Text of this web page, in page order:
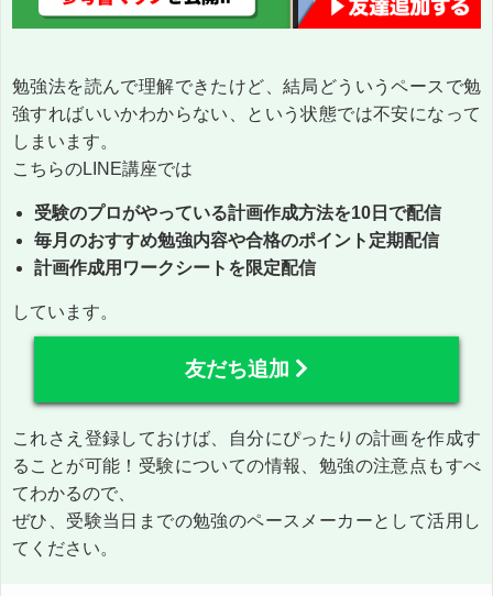
勉強法を読んで理解できたけど、結局どういうペースで勉
強すればいいかわからない、という状態では不安になって
しまいます。
こちらのLINE講座では
受験のプロがやっている計画作成方法を10日で配信
毎月のおすすめ勉強内容や合格のポイント定期配信
計画作成用ワークシートを限定配信
しています。
友だち追加
これさえ登録しておけば、自分にぴったりの計画を作成す
ることが可能！受験についての情報、勉強の注意点もすべ
てわかるので、
ぜひ、受験当日までの勉強のペースメーカーとして活用し
てください。